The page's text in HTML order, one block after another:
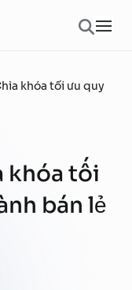
khóa tối ưu quy
khóa tối
bán lẻ